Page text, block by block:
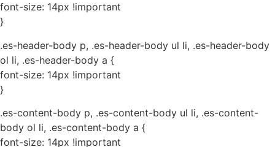
font-size: 14px !important
}
.es-header-body p, .es-header-body ul li, .es-header-body
ol li, .es-header-body a {
font-size: 14px !important
}
.es-content-body p, .es-content-body ul li, .es-content-
body ol li, .es-content-body a {
font-size: 14px !important